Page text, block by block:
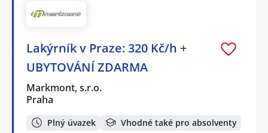
Lakýrník v Praze: 320 Kč/h +
UBYTOVÁNÍ ZDARMA
Markmont, s.r.o.
Praha
Plný úvazek Vhodné také pro absolventy